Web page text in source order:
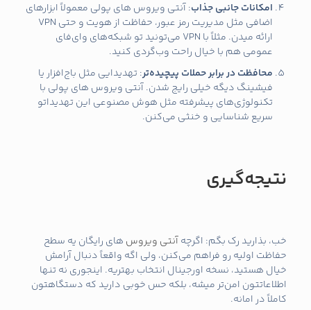
امکانات جانبی جذاب: آنتی ویروس های پولی معمولاً ابزارهای
اضافی مثل مدیریت رمز عبور، حفاظت از هویت و حتی VPN
ارائه میدن. مثلاً با VPN می‌تونید تو شبکه‌های وای‌فای
عمومی هم با خیال راحت وب‌گردی کنید.
محافظت در برابر حملات پیچیده‌تر: تهدیدایی مثل باج‌افزار یا
فیشینگ دیگه خیلی رایج شدن. آنتی ویروس های پولی با
تکنولوژی‌های پیشرفته مثل هوش مصنوعی این تهدیداتو
سریع شناسایی و خنثی می‌کنن.
نتیجه‌گیری
خب، بذارید رک بگم: اگرچهآنتی ویروس های رایگان یه سطح
حفاظت اولیه رو فراهم می‌کنن، ولی اگه واقعاً دنبال آرامش
خیال هستید، نسخه اورجینال انتخاب بهتریه. اینجوری نه تنها
اطلاعاتتون امن‌تر میشه، بلکه حس خوبی دارید که دستگاهتون
کاملاً در امانه.